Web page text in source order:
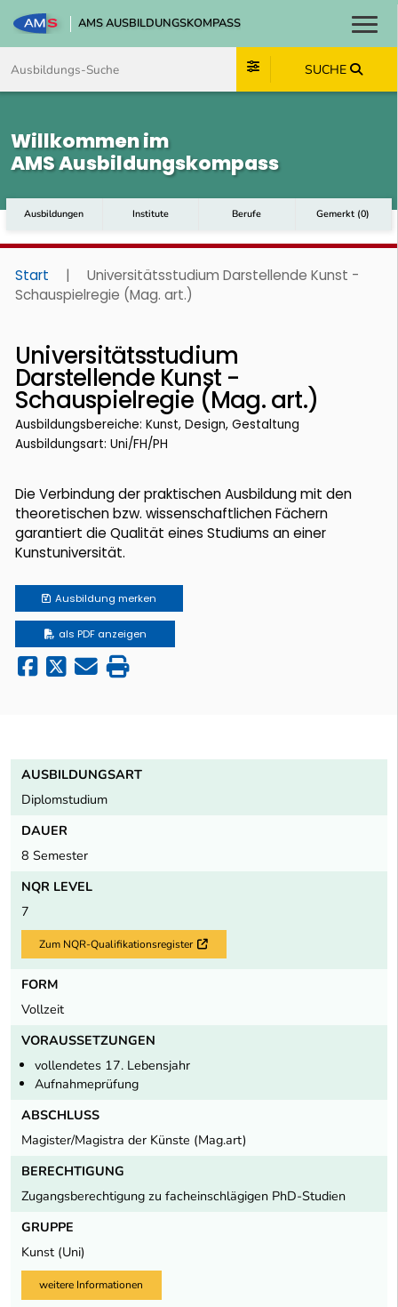
AMS AUSBILDUNGSKOMPASS
SUCHE
Willkommen im
AMS Ausbildungskompass
Ausbildungen Institute Berufe Gemerkt (0)
Start |
Universitätsstudium Darstellende Kunst -
Schauspielregie (Mag. art.)
Universitätsstudium
Darstellende Kunst -
Schauspielregie (Mag. art.)
Ausbildungsbereiche: Kunst, Design, Gestaltung
Ausbildungsart: Uni/FH/PH
Die Verbindung der praktischen Ausbildung mit den
theoretischen bzw. wissenschaftlichen Fächern
garantiert die Qualität eines Studiums an einer
Kunstuniversität.
Ausbildung merken
als PDF anzeigen
AUSBILDUNGSART
Diplomstudium
DAUER
8 Semester
NQR LEVEL
7
Zum NQR-Qualifikationsregister Externer Link
FORM
Vollzeit
VORAUSSETZUNGEN
vollendetes 17. Lebensjahr
Aufnahmeprüfung
ABSCHLUSS
Magister/Magistra der Künste (Mag.art)
BERECHTIGUNG
Zugangsberechtigung zu facheinschlägigen PhD-Studien
GRUPPE
Kunst (Uni)
weitere Informationen